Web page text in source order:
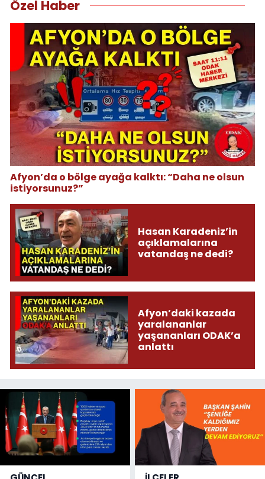
Özel Haber
Afyon’da o bölge ayağa kalktı: “Daha ne olsun
istiyorsunuz?”
Hasan Karadeniz’in
açıklamalarına
vatandaş ne dedi?
Afyon’daki kazada
yaralananlar
yaşananları ODAK’a
anlattı